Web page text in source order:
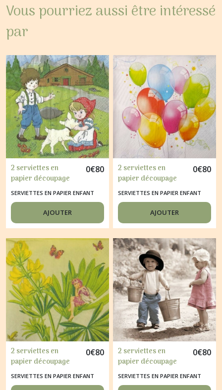
Vous pourriez aussi être intéressé
par
2 serviettes en
papier découpage
collage 33 cm HEIDI
0€80
SERVIETTES EN PAPIER ENFANT
AJOUTER
2 serviettes en
papier découpage
collage 33 cm FETE
BALLON
0€80
SERVIETTES EN PAPIER ENFANT
AJOUTER
2 serviettes en
papier découpage
collage 33 cm FEE
FLEUR
0€80
SERVIETTES EN PAPIER ENFANT
2 serviettes en
papier découpage
collage 33 cm
ENFANTS GENTLEMAN
0€80
SERVIETTES EN PAPIER ENFANT